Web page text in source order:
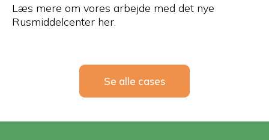
Læs mere om vores arbejde med det nye
Rusmiddelcenter her.
Se alle cases